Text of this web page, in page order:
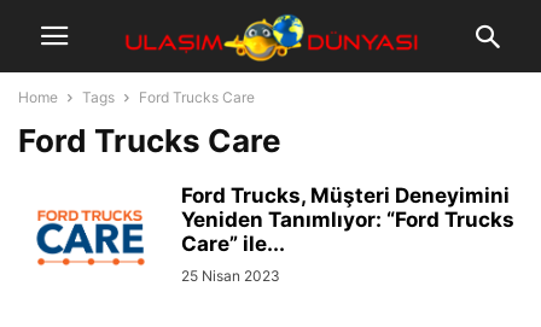
Home Tags Ford Trucks Care
Ford Trucks Care
Ford Trucks, Müşteri Deneyimini
Yeniden Tanımlıyor: “Ford Trucks
Care” ile...
25 Nisan 2023